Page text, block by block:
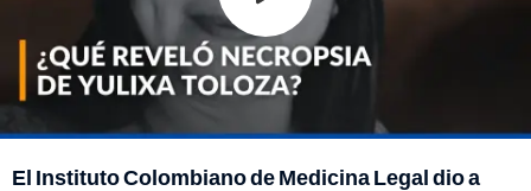
El Instituto Colombiano de Medicina Legal dio a